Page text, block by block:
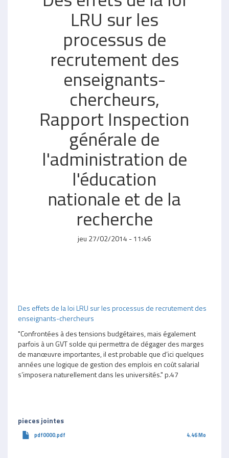
LRU sur les
processus de
recrutement des
enseignants-
chercheurs,
Rapport Inspection
générale de
l'administration de
l'éducation
nationale et de la
recherche
jeu 27/02/2014 - 11:46
Des effets de la loi LRU sur les processus de recrutement des
enseignants-chercheurs
"Confrontées à des tensions budgétaires, mais également
parfois à un GVT solde qui permettra de dégager des marges
de manœuvre importantes, il est probable que d’ici quelques
années une logique de gestion des emplois en coût salarial
s’imposera naturellement dans les universités." p.47
pieces jointes
pdf0000.pdf 4.46 Mo